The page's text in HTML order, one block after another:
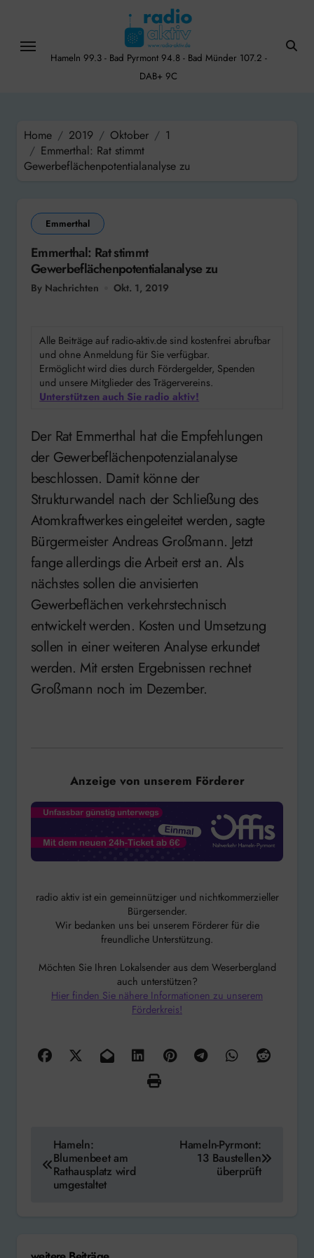
content
Hameln 99.3 - Bad Pyrmont 94.8 - Bad Münder 107.2 -
DAB+ 9C
Home 2019 Oktober
1
Emmerthal: Rat stimmt
Gewerbeflächenpotentialanalyse zu
Emmerthal
Emmerthal: Rat stimmt
Gewerbeflächenpotentialanalyse zu
By Nachrichten Okt. 1, 2019
Alle Beiträge auf radio-aktiv.de sind kostenfrei abrufbar
und ohne Anmeldung für Sie verfügbar.
Ermöglicht wird dies durch Fördergelder, Spenden
und unsere Mitglieder des Trägervereins.
Unterstützen auch Sie radio aktiv!
Der Rat Emmerthal hat die Empfehlungen
der Gewerbeflächenpotenzialanalyse
beschlossen. Damit könne der
Strukturwandel nach der Schließung des
Atomkraftwerkes eingeleitet werden, sagte
Bürgermeister Andreas Großmann. Jetzt
fange allerdings die Arbeit erst an. Als
nächstes sollen die anvisierten
Gewerbeflächen verkehrstechnisch
entwickelt werden. Kosten und Umsetzung
sollen in einer weiteren Analyse erkundet
werden. Mit ersten Ergebnissen rechnet
Großmann noch im Dezember.
Anzeige von unserem Förderer
radio aktiv ist ein gemeinnütziger und nichtkommerzieller
Bürgersender.
Wir bedanken uns bei unserem Förderer für die
freundliche Unterstützung.
Möchten Sie Ihren Lokalsender aus dem Weserbergland
auch unterstützen?
Hier finden Sie nähere Informationen zu unserem
Förderkreis!
Beitragsnavigation
Hameln:
Blumenbeet am
Rathausplatz wird
umgestaltet
Hameln-Pyrmont:
13 Baustellen
überprüft